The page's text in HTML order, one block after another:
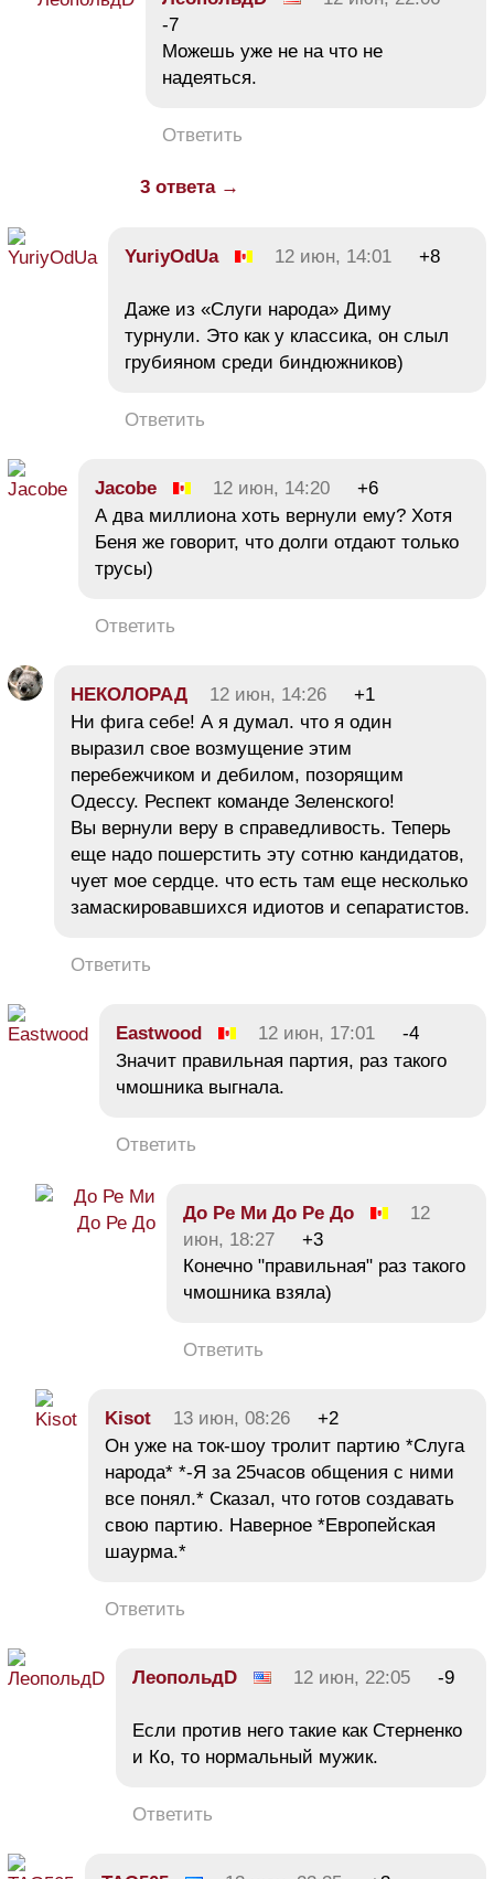
-7
Можешь уже не на что не
надеяться.
Ответить
3 ответа →
YuriyOdUa 12 июн, 14:01 +8
Даже из «Слуги народа» Диму
турнули. Это как у классика, он слыл
грубияном среди биндюжников)
Ответить
Jacobe 12 июн, 14:20
+6
А два миллиона хоть вернули ему? Хотя
Беня же говорит, что долги отдают только
трусы)
Ответить
НЕКОЛОРАД 12 июн, 14:26
+1
Ни фига себе! А я думал. что я один
выразил свое возмущение этим
перебежчиком и дебилом, позорящим
Одессу. Респект команде Зеленского!
Вы вернули веру в справедливость. Теперь
еще надо пошерстить эту сотню кандидатов,
чует мое сердце. что есть там еще несколько
замаскировавшихся идиотов и сепаратистов.
Ответить
Eastwood 12 июн, 17:01
-4
Значит правильная партия, раз такого
чмошника выгнала.
Ответить
До Ре Ми До Ре До
12
июн, 18:27
+3
Конечно "правильная" раз такого
чмошника взяла)
Ответить
Kisot 13 июн, 08:26
+2
Он уже на ток-шоу тролит партию *Слуга
народа* *-Я за 25часов общения с ними
все понял.* Сказал, что готов создавать
свою партию. Наверное *Европейская
шаурма.*
Ответить
ЛеопольдD 12 июн, 22:05 -9
Если против него такие как Стерненко
и Ко, то нормальный мужик.
Ответить